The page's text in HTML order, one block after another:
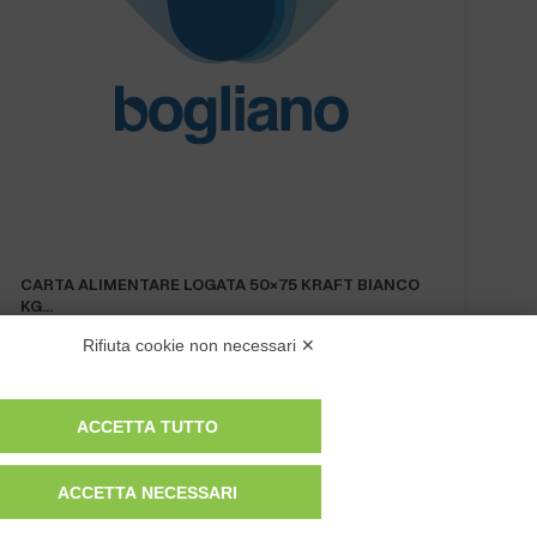
Privacy Policy
Rifiuta cookie non necessari ✕
ACCETTA TUTTO
ACCETTA NECESSARI